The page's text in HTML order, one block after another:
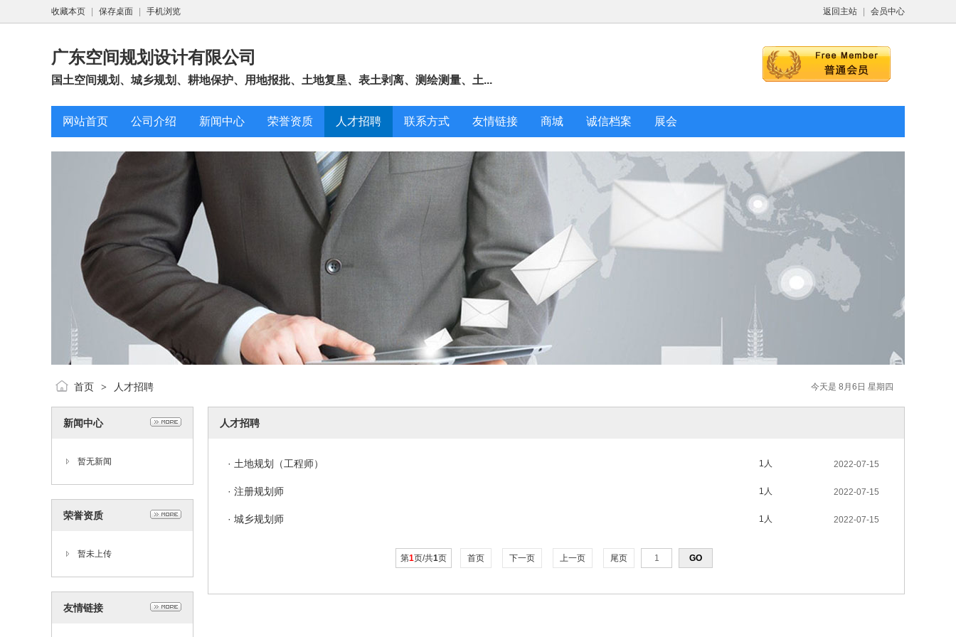
返回主站 会员中心
收藏本页 保存桌面 手机浏览
广东空间规划设计有限公司
国土空间规划、城乡规划、耕地保护、用地报批、土地复垦、表土剥离、测绘测量、土...
网站首页 公司介绍 新闻中心 荣誉资质 人才招聘 联系方式 友情链接 商城 诚信档案 展会
今天是 8月6日 星期四
首页 > 人才招聘
新闻中心
暂无新闻
荣誉资质
暂未上传
友情链接
人才招聘
· 土地规划（工程师） 1人 2022-07-15
· 注册规划师 1人 2022-07-15
· 城乡规划师 1人 2022-07-15
第1页/共1页 首页 下一页 上一页 尾页